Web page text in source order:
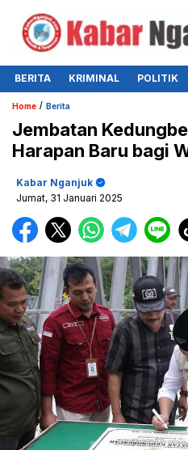
BERITA KRIMINAL POLITIK
Home / Berita
Jembatan
Harapan Baru bagi
Kabar Nganjuk
Jumat, 31 Januari 2025